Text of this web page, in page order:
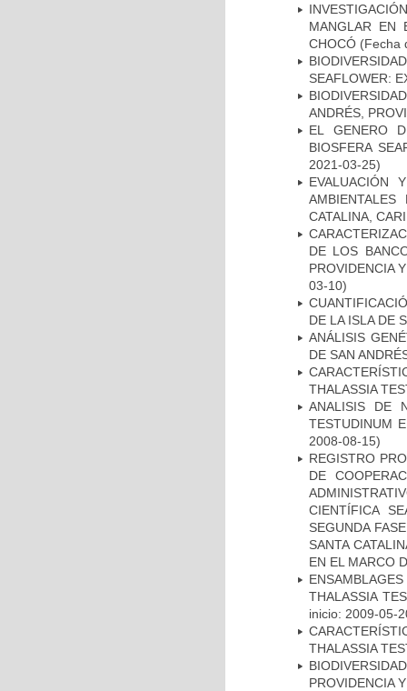
MANGLAR EN
CHOCÓ (Fecha
SEAFLOWER:
ANDRÉS,
EL GENERO
BIOSFERA
2021-03-25)
EVALUACIÓN
CATALINA,
DE LOS
PROVIDENCIA
03-10)
DE LA ISLA DE
ANÁLISIS
DE SAN
THALASSIA
ANALISIS DE
TESTUDINUM
2008-08-15)
REGISTRO
DE
CIENTÍFICA
SEGUNDA
SANTA
EN EL MARCO
THALASSIA
inicio: 2009-05-
THALASSIA
PROVIDENCIA